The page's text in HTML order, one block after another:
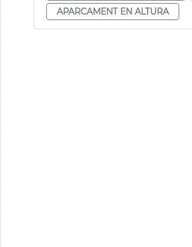
APARCAMENT EN ALTURA